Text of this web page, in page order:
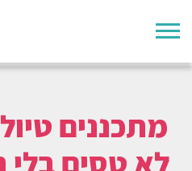
מתכננים